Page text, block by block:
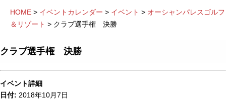
HOME > イベントカレンダー > イベント > オーシャンパレスゴルフ
＆リゾート > クラブ選手権 決勝
クラブ選手権 決勝
イベント詳細
日付: 2018年10月7日